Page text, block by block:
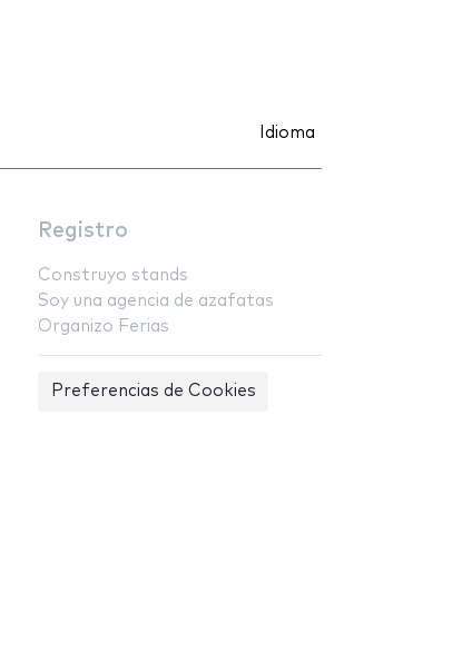
Idioma
Registro
Construyo stands
Soy una agencia de azafatas
Organizo Ferias
Preferencias de Cookies